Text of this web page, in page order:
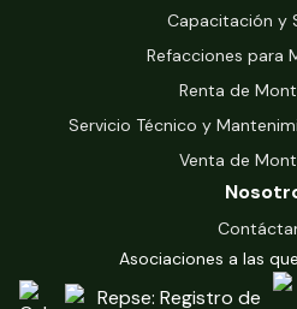
Capacitación y
Refacciones para
Renta de
Servicio Técnico y
Venta de
Asociaciones a las